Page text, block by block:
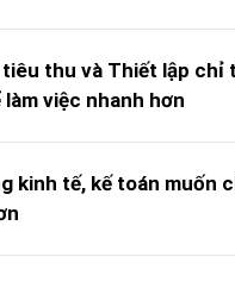
thu và Thiết lập
việc nhanh hơn
kinh tế, kế toán muốn